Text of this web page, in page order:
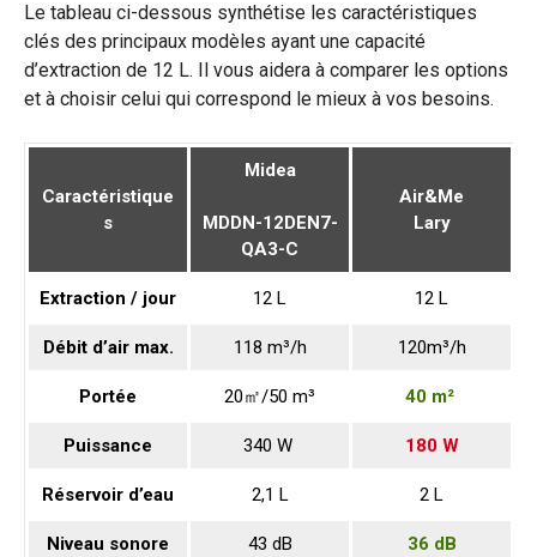
Le tableau ci-dessous synthétise les caractéristiques
clés des principaux modèles ayant une capacité
d’extraction de 12 L. Il vous aidera à comparer les options
et à choisir celui qui correspond le mieux à vos besoins.
Caractéristique
s
Midea
MDDN-12DEN7-
QA3-C
Air&Me
Lary
Extraction / jour 12 L 12 L
Débit d’air max. 118 m³/h 120m³/h
Portée 20㎡/50 m³ 40 m²
Puissance 340 W 180 W
Réservoir d’eau 2,1 L 2 L
Niveau sonore 43 dB 36 dB